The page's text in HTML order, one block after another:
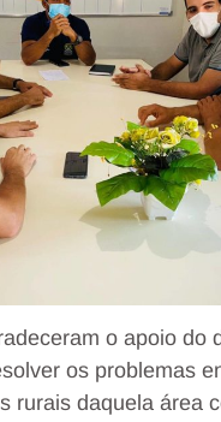
o apoio do
os problemas
rurais daquela área